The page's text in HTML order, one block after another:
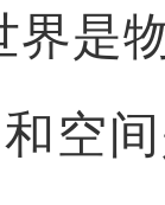
界是
空